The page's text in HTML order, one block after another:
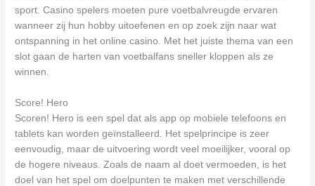
sport. Casino spelers moeten pure voetbalvreugde ervaren
wanneer zij hun hobby uitoefenen en op zoek zijn naar wat
ontspanning in het online casino. Met het juiste thema van een
slot gaan de harten van voetbalfans sneller kloppen als ze
winnen.
Score! Hero
Scoren! Hero is een spel dat als app op mobiele telefoons en
tablets kan worden geïnstalleerd. Het spelprincipe is zeer
eenvoudig, maar de uitvoering wordt veel moeilijker, vooral op
de hogere niveaus. Zoals de naam al doet vermoeden, is het
doel van het spel om doelpunten te maken met verschillende